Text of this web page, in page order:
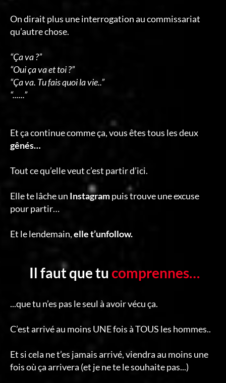
On dirait plus une interrogation au commissariat
qu’autre chose.
“Ça va ?”
“Oui ça va et toi ?”
“Ça va. Tu fais quoi la vie..”
“......”
Et ça continue comme ça, vous êtes tous les deux
gênés…
Tout ce qu’elle veut c’est partir d’ici.
Elle te lâche un Instagrampuis trouve une excuse
pour partir…
Et le lendemain,elle t’unfollow.
Il faut que tu comprennes…
...que tu n’es pas le seul à avoir vécu ça.
C’est arrivé au moins UNE fois à TOUS les hommes..
Et si cela ne t’es jamais arrivé, viendra au moins une
fois où ça arrivera (et je ne te le souhaite pas...)